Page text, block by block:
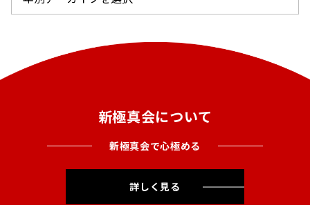
新極真会について
新極真会で心極める
詳しく見る